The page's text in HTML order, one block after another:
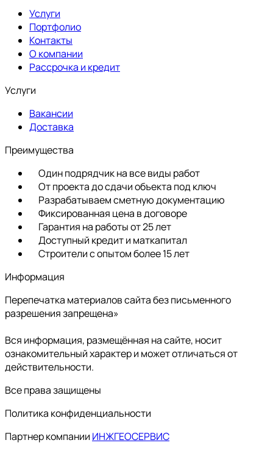
Услуги
Портфолио
Контакты
О компании
Рассрочка и кредит
Услуги
Вакансии
Доставка
Преимущества
Один подрядчик на все виды работ
От проекта до сдачи объекта под ключ
Разрабатываем сметную документацию
Фиксированная цена в договоре
Гарантия на работы от 25 лет
Доступный кредит и маткапитал
Строители с опытом более 15 лет
Информация
Перепечатка материалов сайта без письменного
разрешения запрещена»
Вся информация, размещённая на сайте, носит
ознакомительный характер и может отличаться от
действительности.
Все права защищены
Политика конфиденциальности
Партнер компании ИНЖГЕОСЕРВИС